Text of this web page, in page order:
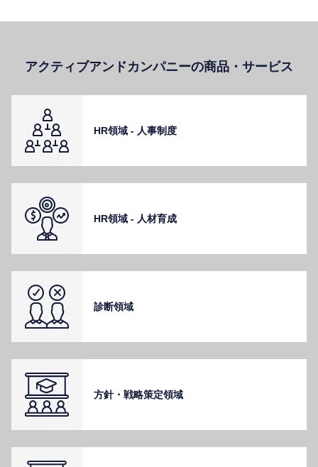
アクティブアンドカンパニーの商品・サービス
HR領域 - ⼈事制度
HR領域 - ⼈材育成
診断領域
⽅針・戦略策定領域